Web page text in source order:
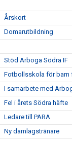
Årskort
Domarutbildning
Stöd Arboga Södra IF
Fotbollsskola för barn
I samarbete med
Fel i årets Södra häfte
Ledare till PARA
Ny damlagstränare